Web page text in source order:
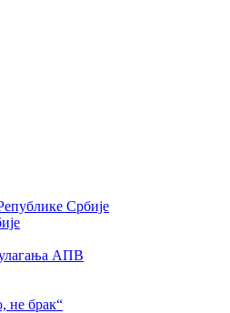
Србије
улагања АПВ
не брак“